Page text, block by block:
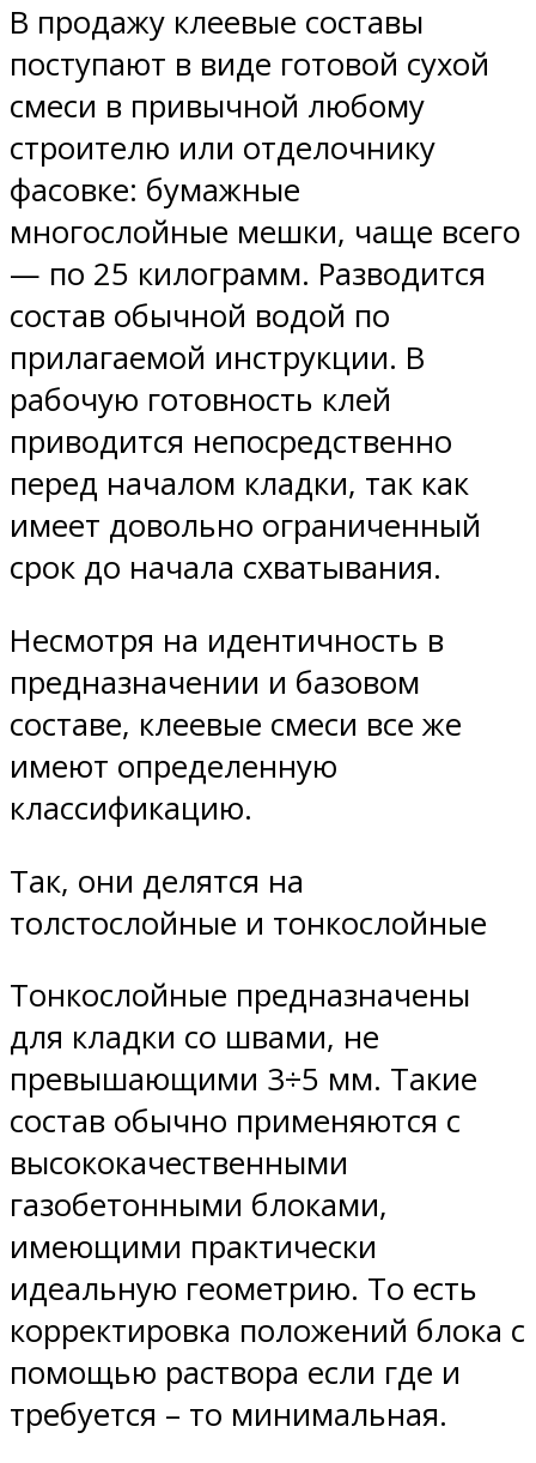
В продажу клеевые составы
поступают в виде готовой сухой
смеси в привычной любому
строителю или отделочнику
фасовке: бумажные
многослойные мешки, чаще всего
— по 25 килограмм. Разводится
состав обычной водой по
прилагаемой инструкции. В
рабочую готовность клей
приводится непосредственно
перед началом кладки, так как
имеет довольно ограниченный
срок до начала схватывания.
Несмотря на идентичность в
предназначении и базовом
составе, клеевые смеси все же
имеют определенную
классификацию.
Так, они делятся на
толстослойные и тонкослойные
Тонкослойные предназначены
для кладки со швами, не
превышающими 3÷5 мм. Такие
состав обычно применяются с
высококачественными
газобетонными блоками,
имеющими практически
идеальную геометрию. То есть
корректировка положений блока с
помощью раствора если где и
требуется – то минимальная.